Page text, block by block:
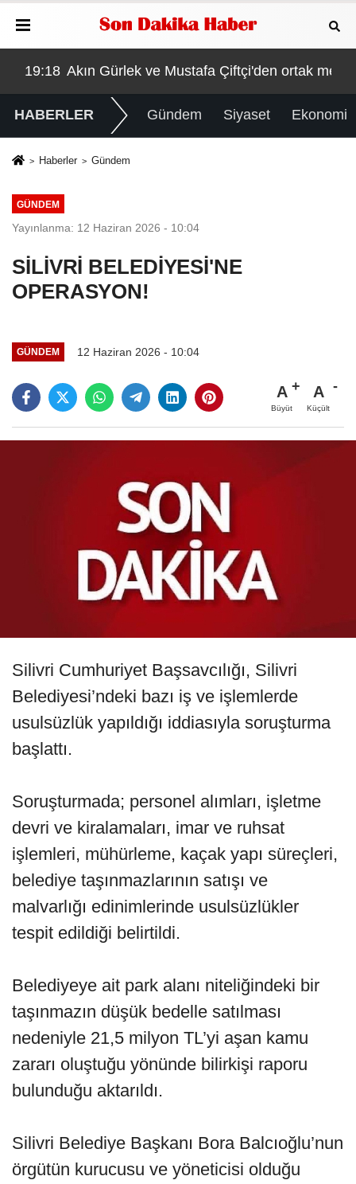
Kırmızıgül sahneye damga vurdu
bittik"
19:18 Akın Gürlek ve Mustafa Çiftçi'den ortak
HABERLER Gündem Siyaset Ekonomi
Haberler Gündem
GÜNDEM
Yayınlanma: 12 Haziran 2026 - 10:04
SİLİVRİ BELEDİYESİ'NE
OPERASYON!
GÜNDEM 12 Haziran 2026 - 10:04
A
Büyüt
A
Küçült
Silivri Cumhuriyet Başsavcılığı, Silivri
Belediyesi’ndeki bazı iş ve işlemlerde
usulsüzlük yapıldığı iddiasıyla soruşturma
başlattı.
Soruşturmada; personel alımları, işletme
devri ve kiralamaları, imar ve ruhsat
işlemleri, mühürleme, kaçak yapı süreçleri,
belediye taşınmazlarının satışı ve
malvarlığı edinimlerinde usulsüzlükler
tespit edildiği belirtildi.
Belediyeye ait park alanı niteliğindeki bir
taşınmazın düşük bedelle satılması
nedeniyle 21,5 milyon TL’yi aşan kamu
zararı oluştuğu yönünde bilirkişi raporu
bulunduğu aktarıldı.
Silivri Belediye Başkanı Bora Balcıoğlu’nun
örgütün kurucusu ve yöneticisi olduğu